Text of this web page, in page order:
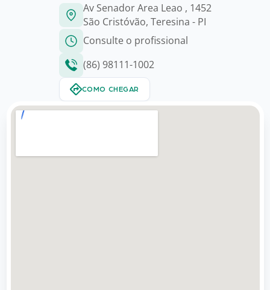
Av Senador Area Leao , 1452
São Cristóvão, Teresina - PI
Consulte o profissional
(86) 98111-1002
COMO CHEGAR